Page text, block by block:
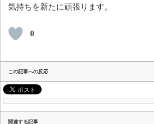
気持ちを新たに頑張ります。
0
この記事への反応
関連する記事